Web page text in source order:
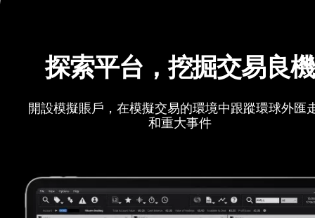
探索平台，挖掘交易良機
開設模擬賬戶，在模擬交易的環境中跟蹤環球外匯
和重大事件